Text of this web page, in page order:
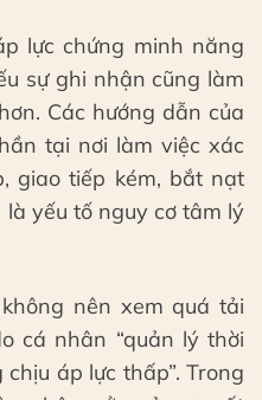
lực chứng minh năng
sự ghi nhận cũng làm
Các hướng dẫn của
tại nơi làm việc xác
giao tiếp kém, bắt nạt
yếu tố nguy cơ tâm lý
nên xem quá tải
cá nhân “quản lý thời
áp lực thấp”. Trong